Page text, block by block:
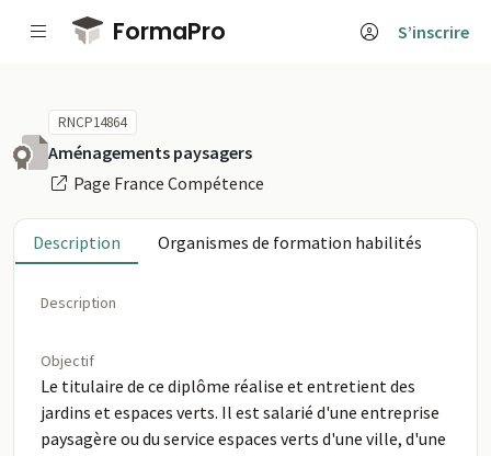
Passer au contenu principal
FormaPro S’inscrire
RNCP14864
Aménagements paysagers
Page France Compétence
Description Organismes de formation habilités
Description
Objectif
Le titulaire de ce diplôme réalise et entretient des
jardins et espaces verts. Il est salarié d'une entreprise
paysagère ou du service espaces verts d'une ville, d'une